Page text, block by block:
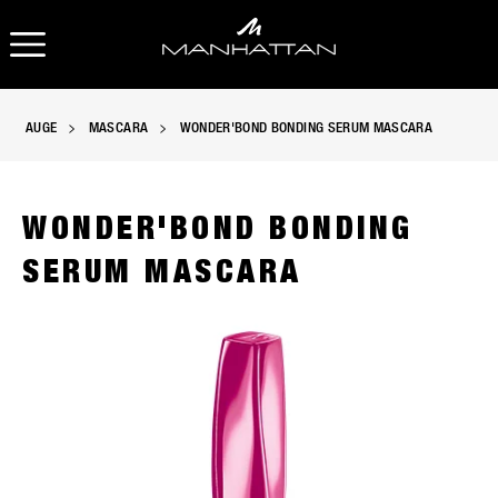
OPEN NAVIGATION
AUGE MASCARA WONDER'BOND BONDING SERUM MASCARA
WONDER'BOND BONDING
SERUM MASCARA